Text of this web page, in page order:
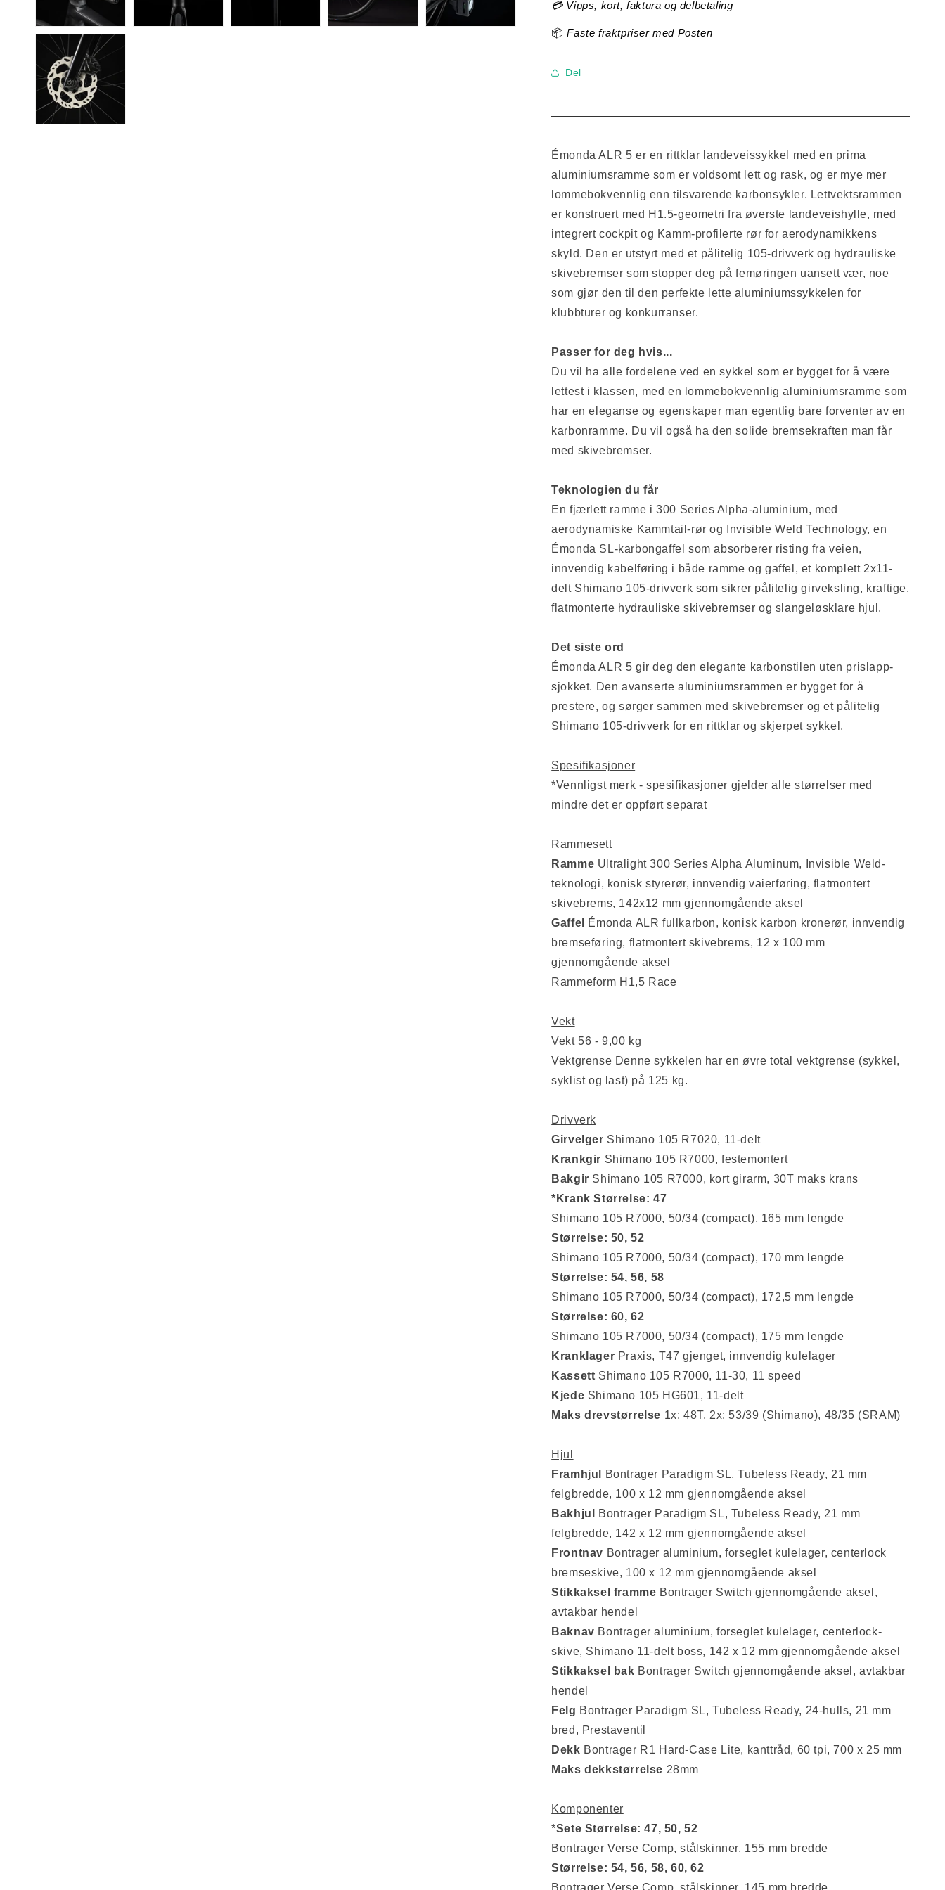
💳 Vipps, kort, faktura og delbetaling
📦Faste fraktpriser med Posten
Del
Émonda ALR 5 er en rittklar landeveissykkel med en prima
aluminiumsramme som er voldsomt lett og rask, og er mye mer
lommebokvennlig enn tilsvarende karbonsykler. Lettvektsrammen
er konstruert med H1.5-geometri fra øverste landeveishylle, med
integrert cockpit og Kamm-profilerte rør for aerodynamikkens
skyld. Den er utstyrt med et pålitelig 105-drivverk og hydrauliske
skivebremser som stopper deg på femøringen uansett vær, noe
som gjør den til den perfekte lette aluminiumssykkelen for
klubbturer og konkurranser.
Passer for deg hvis...
Du vil ha alle fordelene ved en sykkel som er bygget for å være
lettest i klassen, med en lommebokvennlig aluminiumsramme som
har en eleganse og egenskaper man egentlig bare forventer av en
karbonramme. Du vil også ha den solide bremsekraften man får
med skivebremser.
Teknologien du får
En fjærlett ramme i 300 Series Alpha-aluminium, med
aerodynamiske Kammtail-rør og Invisible Weld Technology, en
Émonda SL-karbongaffel som absorberer risting fra veien,
innvendig kabelføring i både ramme og gaffel, et komplett 2x11-
delt Shimano 105-drivverk som sikrer pålitelig girveksling, kraftige,
flatmonterte hydrauliske skivebremser og slangeløsklare hjul.
Det siste ord
Émonda ALR 5 gir deg den elegante karbonstilen uten prislapp-
sjokket. Den avanserte aluminiumsrammen er bygget for å
prestere, og sørger sammen med skivebremser og et pålitelig
Shimano 105-drivverk for en rittklar og skjerpet sykkel.
Spesifikasjoner
*Vennligst merk - spesifikasjoner gjelder alle størrelser med
mindre det er oppført separat
Rammesett
Ramme Ultralight 300 Series Alpha Aluminum, Invisible Weld-
teknologi, konisk styrerør, innvendig vaierføring, flatmontert
skivebrems, 142x12 mm gjennomgående aksel
Gaffel
Émonda ALR fullkarbon, konisk karbon kronerør, innvendig
bremseføring, flatmontert skivebrems, 12 x 100 mm
gjennomgående aksel
Rammeform H1,5 Race
Vekt
Vekt 56 - 9,00 kg
Vektgrense Denne sykkelen har en øvre total vektgrense (sykkel,
syklist og last) på 125 kg.
Drivverk
Girvelger Shimano 105 R7020, 11-delt
Krankgir Shimano 105 R7000, festemontert
Bakgir Shimano 105 R7000, kort girarm, 30T maks krans
*Krank Størrelse: 47
Shimano 105 R7000, 50/34 (compact), 165 mm lengde
Størrelse: 50, 52
Shimano 105 R7000, 50/34 (compact), 170 mm lengde
Størrelse: 54, 56, 58
Shimano 105 R7000, 50/34 (compact), 172,5 mm lengde
Størrelse: 60, 62
Shimano 105 R7000, 50/34 (compact), 175 mm lengde
Kranklager Praxis, T47 gjenget, innvendig kulelager
Kassett Shimano 105 R7000, 11-30, 11 speed
Kjede Shimano 105 HG601, 11-delt
Maks drevstørrelse 1x: 48T, 2x: 53/39 (Shimano), 48/35 (SRAM)
Hjul
Framhjul
Bontrager Paradigm SL, Tubeless Ready, 21 mm
felgbredde, 100 x 12 mm gjennomgående aksel
Bakhjul
Bontrager Paradigm SL, Tubeless Ready, 21 mm
felgbredde, 142 x 12 mm gjennomgående aksel
Frontnav Bontrager aluminium, forseglet kulelager, centerlock
bremseskive, 100 x 12 mm gjennomgående aksel
Stikkaksel framme Bontrager Switch gjennomgående aksel,
avtakbar hendel
Baknav Bontrager aluminium, forseglet kulelager, centerlock-
skive, Shimano 11-delt boss, 142 x 12 mm gjennomgående aksel
Stikkaksel
bak Bontrager Switch gjennomgående aksel, avtakbar
hendel
Felg Bontrager Paradigm SL, Tubeless Ready, 24-hulls, 21 mm
bred, Prestaventil
Dekk Bontrager R1 Hard-Case Lite, kanttråd, 60 tpi, 700 x 25 mm
Maks dekkstørrelse 28mm
Komponenter
*Sete Størrelse: 47, 50, 52
Bontrager Verse Comp, stålskinner, 155 mm bredde
Størrelse: 54, 56, 58, 60, 62
Bontrager Verse Comp, stålskinner, 145 mm bredde